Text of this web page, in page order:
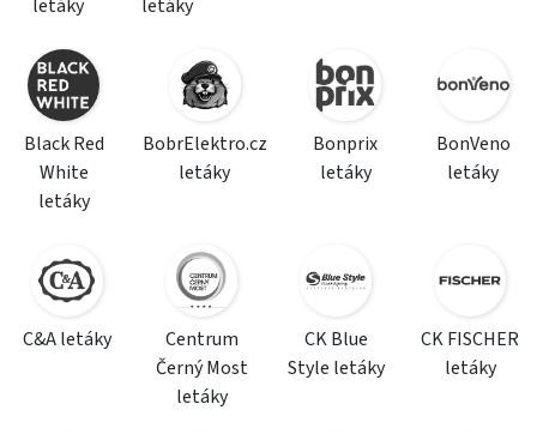
letáky
letáky
Black Red
White
letáky
BobrElektro.cz
letáky
Bonprix
letáky
BonVeno
letáky
C&A letáky
Centrum
Černý Most
letáky
CK Blue
Style letáky
CK FISCHER
letáky